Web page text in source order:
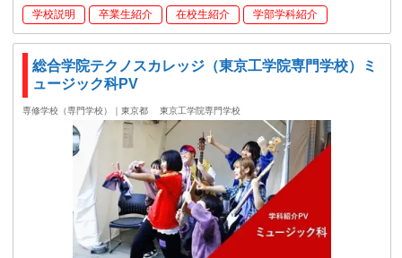
学校説明 卒業生紹介 在校生紹介 学部学科紹介
総合学院テクノスカレッジ（東京工学院専門学校）ミ
ュージック科PV
専修学校（専門学校）｜東京都 東京工学院専門学校